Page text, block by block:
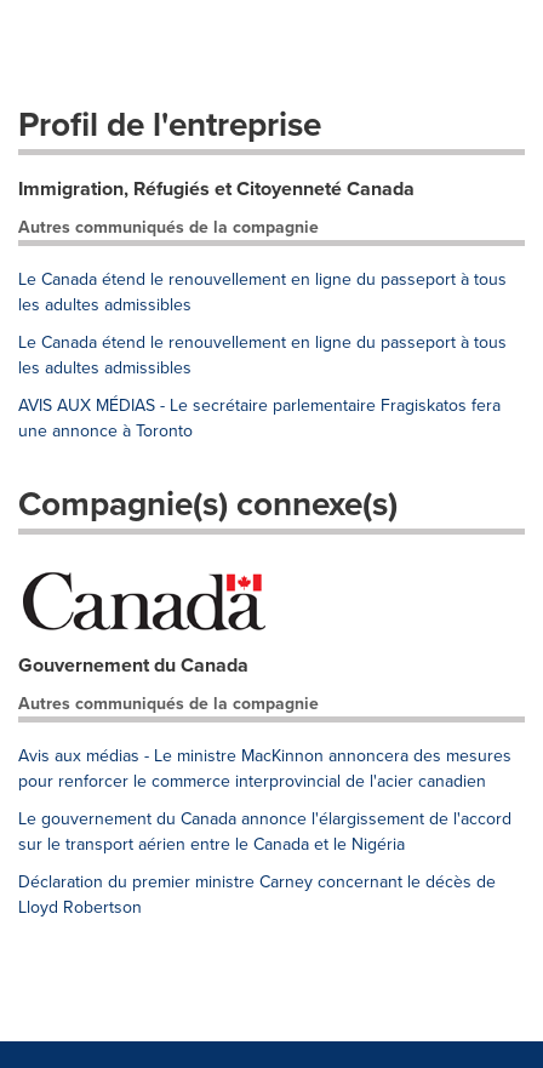
Profil de l'entreprise
Immigration, Réfugiés et Citoyenneté Canada
Autres communiqués de la compagnie
Le Canada étend le renouvellement en ligne du passeport à tous
les adultes admissibles
Le Canada étend le renouvellement en ligne du passeport à tous
les adultes admissibles
AVIS AUX MÉDIAS - Le secrétaire parlementaire Fragiskatos fera
une annonce à Toronto
Compagnie(s) connexe(s)
Gouvernement du Canada
Autres communiqués de la compagnie
Avis aux médias - Le ministre MacKinnon annoncera des mesures
pour renforcer le commerce interprovincial de l'acier canadien
Le gouvernement du Canada annonce l'élargissement de l'accord
sur le transport aérien entre le Canada et le Nigéria
Déclaration du premier ministre Carney concernant le décès de
Lloyd Robertson